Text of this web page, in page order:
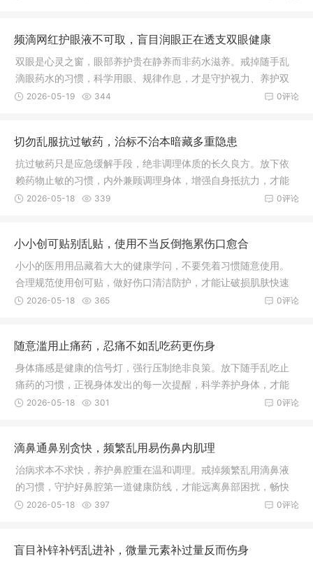
频滴网红护眼液不可取，盲目润眼正在透支双眼健康
双眼是心灵之窗，眼部养护贵在静养而非药水滋养。戒掉随手乱
滴眼药水的习惯，科学用眼、规律作息，才是守护视力、养护双
眼最稳妥长久的方式。
0评论
2026-05-19 344
切勿乱服抗过敏药，治标不治本暗藏多重隐患
抗过敏药只是应急缓解手段，绝非调理体质的长久良方。放下依
赖药物止敏的习惯，内外兼顾调理身体，增强自身抵抗力，才能
从根本上减少过敏发作，安稳守护身体健康。
0评论
2026-05-18 339
小小创可贴别乱贴，使用不当反倒拖累伤口愈合
小小的医用用品藏着大大的健康学问，不要凭着习惯随意使用。
合理规范使用创可贴，做好伤口清洁防护，才能让破损肌肤快速
愈合，远离皮肤感染困扰。
0评论
2026-05-18 365
随意滥用止痛药，忍痛不如乱吃药更伤身
身体痛感是健康的信号灯，强行压制绝非良策。放下随手乱吃止
痛药的习惯，正视身体发出的每一次提醒，科学养护身体，才能
远离病痛折磨，守护身心长久安康。
0评论
2026-05-18 301
滴鼻通鼻别贪快，频繁乱用易伤鼻内肌理
治病求本不求快，养护鼻腔重在温和调理。戒掉频繁乱用滴鼻液
的习惯，守护好鼻腔第一道健康防线，才能远离鼻部困扰，畅快
呼吸。
0评论
2026-05-18 397
盲目补锌补钙乱进补，微量元素补过量反而伤身